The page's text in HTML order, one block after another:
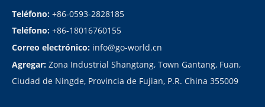
Teléfono: +86-0593-2828185
Teléfono: +86-18016760155
Correo electrónico: info@go-world.cn
Agregar: Zona Industrial Shangtang, Town Gantang, Fuan,
Ciudad de Ningde, Provincia de Fujian, P.R. China 355009